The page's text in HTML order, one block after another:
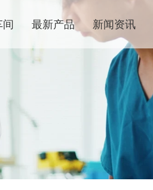
间 最新产品 新闻资讯